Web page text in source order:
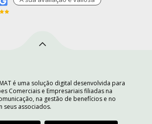
é uma solução digital desenvolvida para
Comerciais e Empresariais filiadas na
na gestão de benefícios e no
seus associados.